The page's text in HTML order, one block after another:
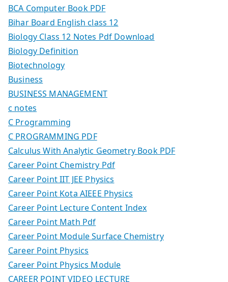
BCA Computer Book PDF
Bihar Board English class 12
Biology Class 12 Notes Pdf Download
Biology Definition
Biotechnology
Business
BUSINESS MANAGEMENT
c notes
C Programming
C PROGRAMMING PDF
Calculus With Analytic Geometry Book PDF
Career Point Chemistry Pdf
Career Point IIT JEE Physics
Career Point Kota AIEEE Physics
Career Point Lecture Content Index
Career Point Math Pdf
Career Point Module Surface Chemistry
Career Point Physics
Career Point Physics Module
CAREER POINT VIDEO LECTURE